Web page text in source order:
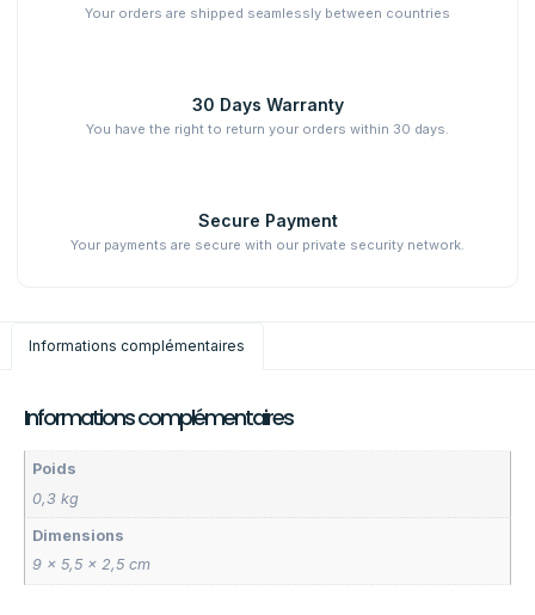
Your orders are shipped seamlessly between countries
30 Days Warranty
You have the right to return your orders within 30 days.
Secure Payment
Your payments are secure with our private security network.
Informations complémentaires
Informations complémentaires
Poids
0,3 kg
Dimensions
9 × 5,5 × 2,5 cm